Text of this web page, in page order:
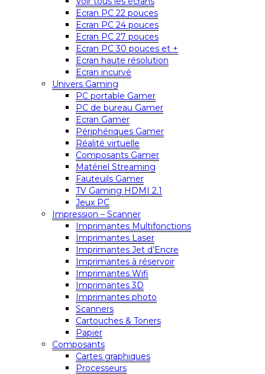
Ecran PC 22 pouces
Ecran PC 24 pouces
Ecran PC 27 pouces
Ecran PC 30 pouces et +
Ecran haute résolution
Ecran incurvé
Univers Gaming
PC portable Gamer
PC de bureau Gamer
Ecran Gamer
Périphériques Gamer
Réalité virtuelle
Composants Gamer
Matériel Streaming
Fauteuils Gamer
TV Gaming HDMI 2.1
Jeux PC
Impression – Scanner
Imprimantes Multifonctions
Imprimantes Laser
Imprimantes Jet d’Encre
Imprimantes à réservoir
Imprimantes Wifi
Imprimantes 3D
Imprimantes photo
Scanners
Cartouches & Toners
Papier
Composants
Cartes graphiques
Processeurs